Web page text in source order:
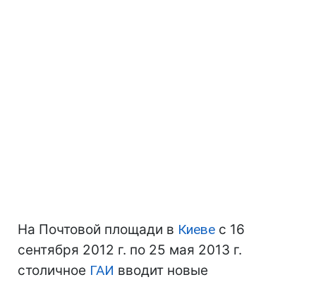
На Почтовой площади в Киеве с 16
сентября 2012 г. по 25 мая 2013 г.
столичное ГАИ вводит новые